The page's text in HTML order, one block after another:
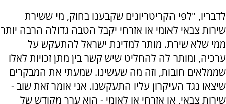
לדבריו, "לפי הקריטריונים שקבענו בחוק, מי ששירת
שירות צבאי לאומי או אזרחי יקבל הטבה גדולה הרבה יותר
ממי שלא שירת. מותר למדינת ישראל להתעקש על
ערכיה, ומותר לה להחליט שיש קשר בין מתן זכויות לאלו
שממלאים חובות, וזה מה שעשינו. שמעתי את המבקרים
שיצאו נגד העיקרון עליו התעקשנו. אני אומר זאת שוב -
שירות צבאי, או אזרחי או לאומי - הוא ערך מקודש של